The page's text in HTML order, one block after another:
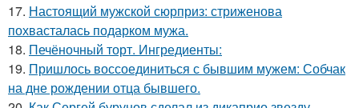
17. Настоящий мужской сюрприз: стриженова
похвасталась подарком мужа.
18. Печёночный торт. Ингредиенты:
19. Пришлось воссоединиться с бывшим мужем: Собчак
на дне рождении отца бывшего.